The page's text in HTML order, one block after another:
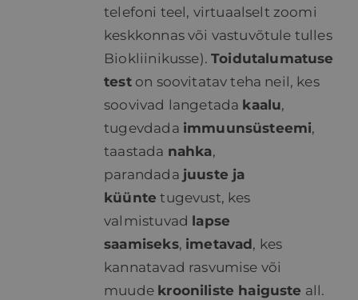
telefoni teel, virtuaalselt zoomi
keskkonnas või vastuvõtule tulles
Biokliinikusse).Toidutalumatuse
teston soovitatav teha neil, kes
soovivad langetada kaalu,
tugevdada immuunsüsteemi,
taastada nahka,
parandada juuste ja
küünte tugevust, kes
valmistuvad lapse
saamiseks, imetavad, kes
kannatavad rasvumise või
muude krooniliste haiguste all.